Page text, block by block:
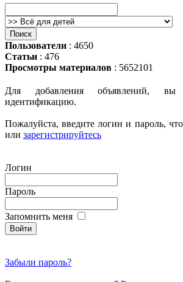
Пользователи : 4650
Статьи : 476
Просмотры материалов : 5652101
Для добавления объявлений,
идентификацию.
Пожалуйста, введите логин и пароль,
или зарегистрируйтесь
Логин
Пароль
Запомнить меня
Забыли пароль?